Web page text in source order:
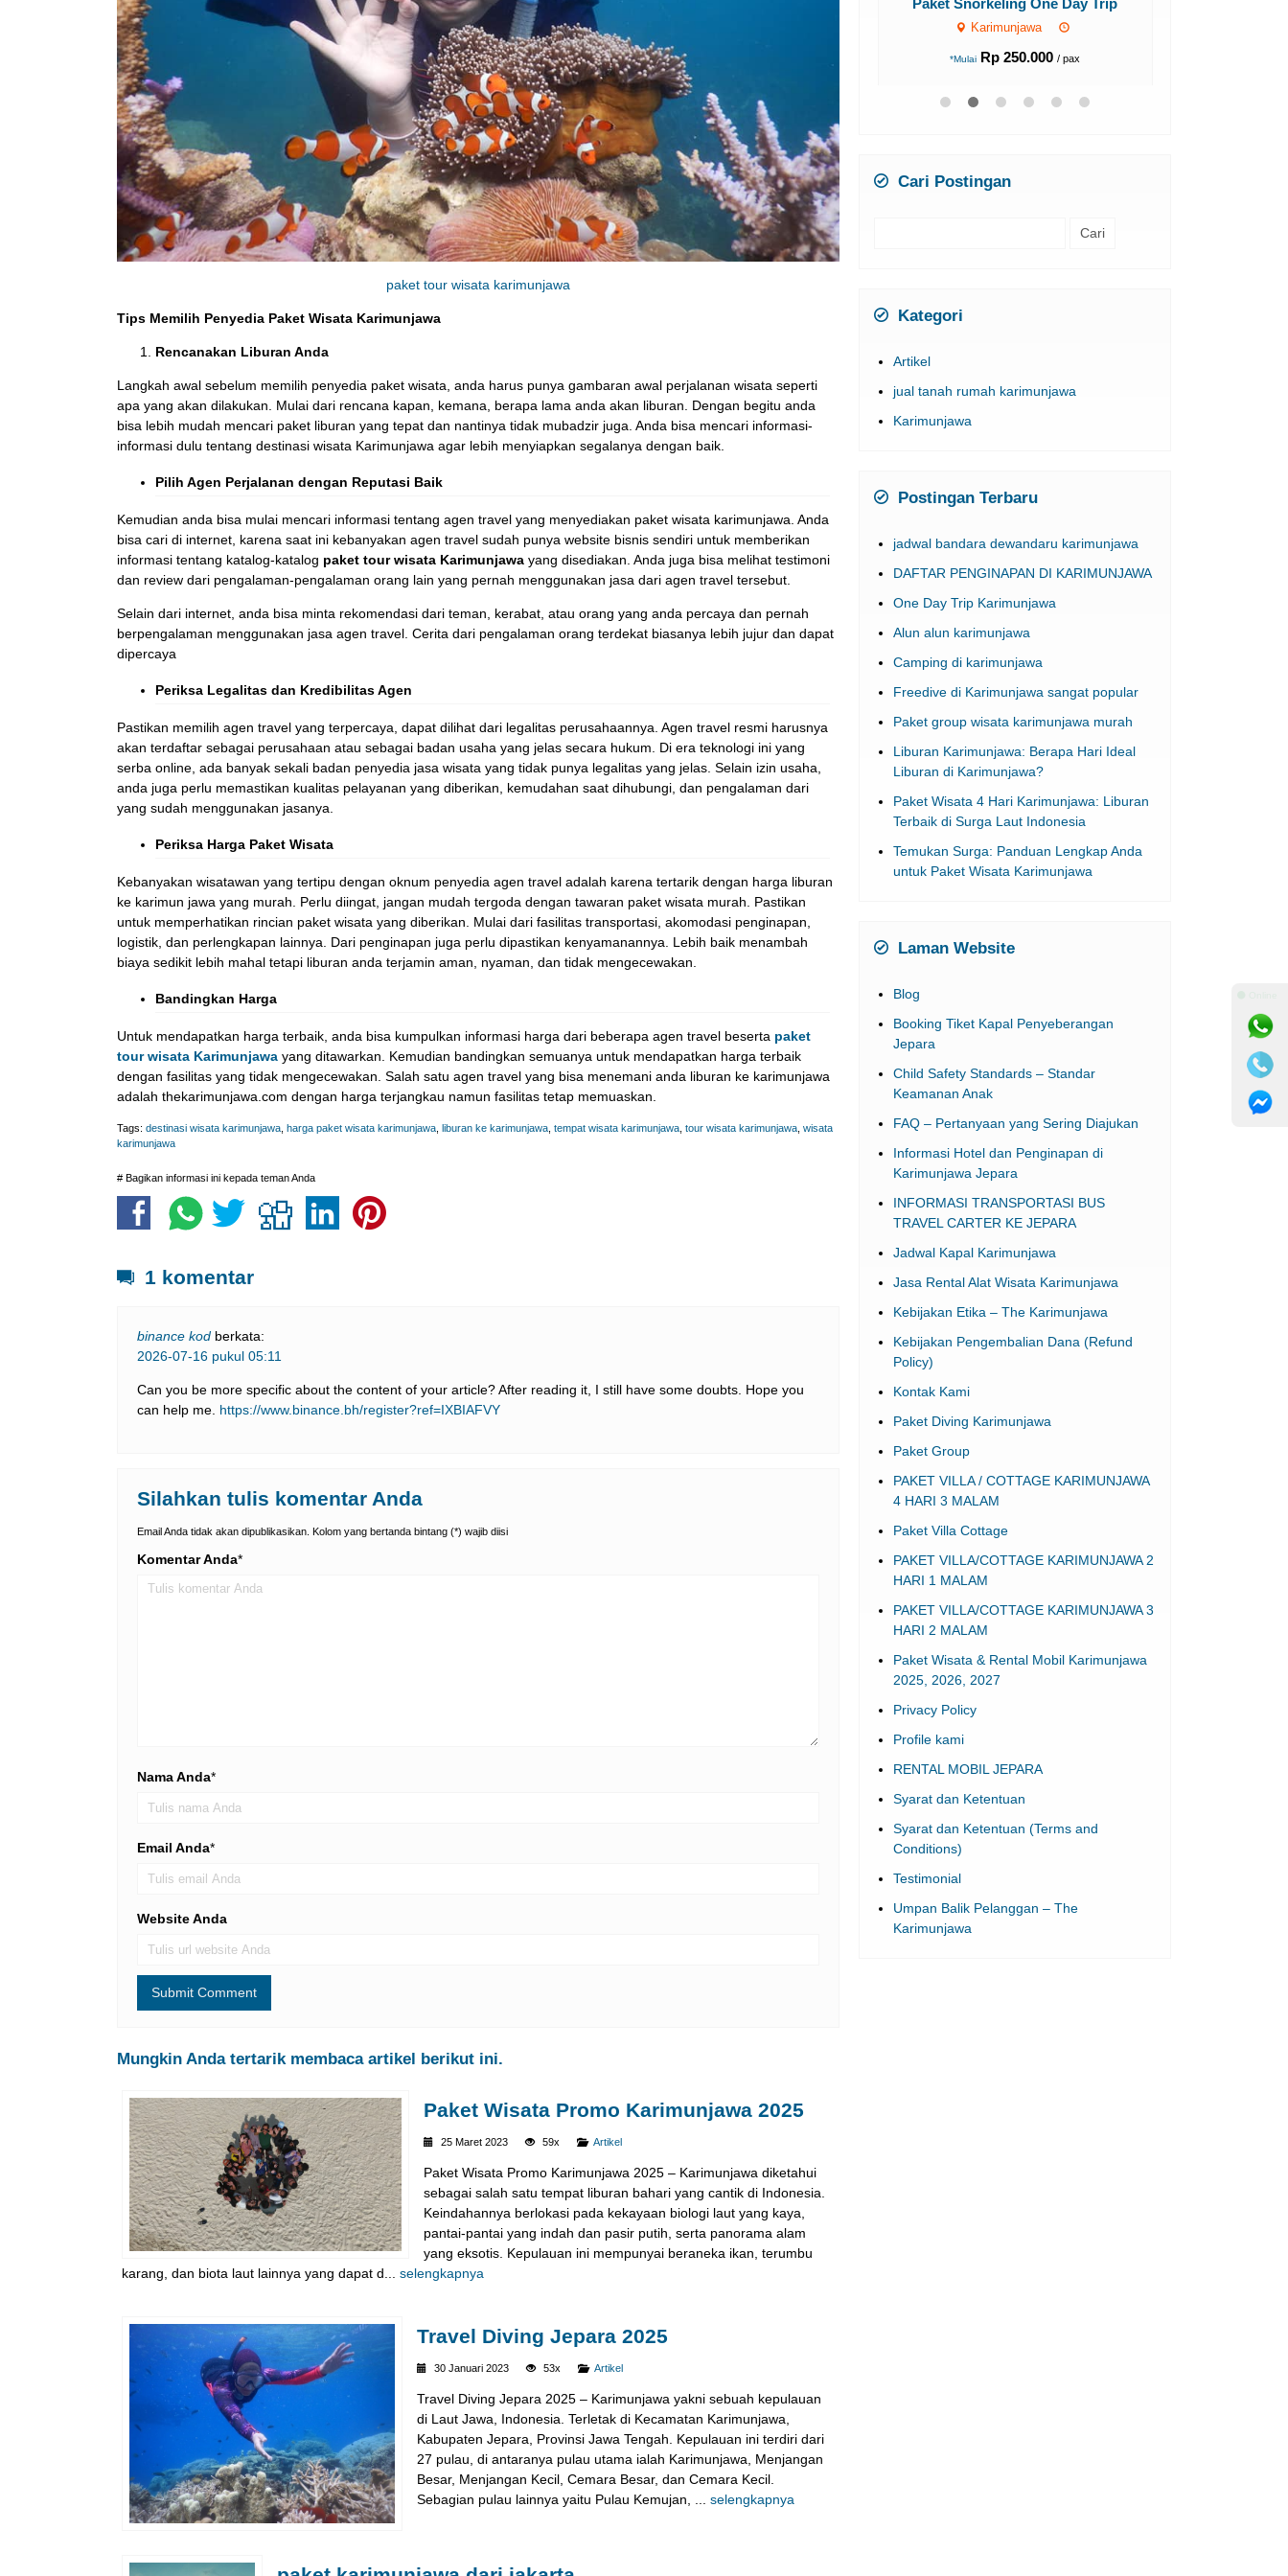
paket tour wisata karimunjawa
Tips Memilih Penyedia Paket Wisata Karimunjawa
Rencanakan Liburan Anda
Langkah awal sebelum memilih penyedia paket wisata, anda harus punya gambaran awal perjalanan wisata seperti
apa yang akan dilakukan. Mulai dari rencana kapan, kemana, berapa lama anda akan liburan. Dengan begitu anda
bisa lebih mudah mencari paket liburan yang tepat dan nantinya tidak mubadzir juga. Anda bisa mencari informasi-
informasi dulu tentang destinasi wisata Karimunjawa agar lebih menyiapkan segalanya dengan baik.
Pilih Agen Perjalanan dengan Reputasi Baik
Kemudian anda bisa mulai mencari informasi tentang agen travel yang menyediakan paket wisata karimunjawa. Anda
bisa cari di internet, karena saat ini kebanyakan agen travel sudah punya website bisnis sendiri untuk memberikan
informasi tentang katalog-katalog paket tour wisata Karimunjawa yang disediakan. Anda juga bisa melihat testimoni
dan review dari pengalaman-pengalaman orang lain yang pernah menggunakan jasa dari agen travel tersebut.
Selain dari internet, anda bisa minta rekomendasi dari teman, kerabat, atau orang yang anda percaya dan pernah
berpengalaman menggunakan jasa agen travel. Cerita dari pengalaman orang terdekat biasanya lebih jujur dan dapat
dipercaya
Periksa Legalitas dan Kredibilitas Agen
Pastikan memilih agen travel yang terpercaya, dapat dilihat dari legalitas perusahaannya. Agen travel resmi harusnya
akan terdaftar sebagai perusahaan atau sebagai badan usaha yang jelas secara hukum. Di era teknologi ini yang
serba online, ada banyak sekali badan penyedia jasa wisata yang tidak punya legalitas yang jelas. Selain izin usaha,
anda juga perlu memastikan kualitas pelayanan yang diberikan, kemudahan saat dihubungi, dan pengalaman dari
yang sudah menggunakan jasanya.
Periksa Harga Paket Wisata
Kebanyakan wisatawan yang tertipu dengan oknum penyedia agen travel adalah karena tertarik dengan harga liburan
ke karimun jawa yang murah. Perlu diingat, jangan mudah tergoda dengan tawaran paket wisata murah. Pastikan
untuk memperhatikan rincian paket wisata yang diberikan. Mulai dari fasilitas transportasi, akomodasi penginapan,
logistik, dan perlengkapan lainnya. Dari penginapan juga perlu dipastikan kenyamanannya. Lebih baik menambah
biaya sedikit lebih mahal tetapi liburan anda terjamin aman, nyaman, dan tidak mengecewakan.
Bandingkan Harga
Untuk mendapatkan harga terbaik, anda bisa kumpulkan informasi harga dari beberapa agen travel beserta paket
tour wisata Karimunjawa yang ditawarkan. Kemudian bandingkan semuanya untuk mendapatkan harga terbaik
dengan fasilitas yang tidak mengecewakan. Salah satu agen travel yang bisa menemani anda liburan ke karimunjawa
adalah thekarimunjawa.com dengan harga terjangkau namun fasilitas tetap memuaskan.
Tags: destinasi wisata karimunjawa harga paket wisata karimunjawa liburan ke karimunjawa tempat wisata karimunjawa tour wisata karimunjawa wisata
karimunjawa
# Bagikan informasi ini kepada teman Anda
1 komentar
binance kod berkata:
2026-07-16 pukul 05:11
Can you be more specific about the content of your article? After reading it, I still have some doubts. Hope you
can help me. https://www.binance.bh/register?ref=IXBIAFVY
Silahkan tulis komentar Anda
Email Anda tidak akan dipublikasikan. Kolom yang bertanda bintang (*) wajib diisi
Komentar Anda*
Nama Anda*
Email Anda*
Website Anda
Mungkin Anda tertarik membaca artikel berikut ini.
Paket Wisata Promo Karimunjawa 2025
25 Maret 2023 59x Artikel
Paket Wisata Promo Karimunjawa 2025 – Karimunjawa diketahui
sebagai salah satu tempat liburan bahari yang cantik di Indonesia.
Keindahannya berlokasi pada kekayaan biologi laut yang kaya,
pantai-pantai yang indah dan pasir putih, serta panorama alam
yang eksotis. Kepulauan ini mempunyai beraneka ikan, terumbu
karang, dan biota laut lainnya yang dapat d... selengkapnya
Travel Diving Jepara 2025
30 Januari 2023 53x Artikel
Travel Diving Jepara 2025 – Karimunjawa yakni sebuah kepulauan
di Laut Jawa, Indonesia. Terletak di Kecamatan Karimunjawa,
Kabupaten Jepara, Provinsi Jawa Tengah. Kepulauan ini terdiri dari
27 pulau, di antaranya pulau utama ialah Karimunjawa, Menjangan
Besar, Menjangan Kecil, Cemara Besar, dan Cemara Kecil.
Sebagian pulau lainnya yaitu Pulau Kemujan, ... selengkapnya
Paket Snorkeling One Day Trip
Karimunjawa
*Mulai Rp 250.000 / pax
Cari Postingan
Kategori
Artikel
jual tanah rumah karimunjawa
Karimunjawa
Postingan Terbaru
jadwal bandara dewandaru karimunjawa
DAFTAR PENGINAPAN DI KARIMUNJAWA
One Day Trip Karimunjawa
Alun alun karimunjawa
Camping di karimunjawa
Freedive di Karimunjawa sangat popular
Paket group wisata karimunjawa murah
Liburan Karimunjawa: Berapa Hari Ideal
Liburan di Karimunjawa?
Paket Wisata 4 Hari Karimunjawa: Liburan
Terbaik di Surga Laut Indonesia
Temukan Surga: Panduan Lengkap Anda
untuk Paket Wisata Karimunjawa
Laman Website
Blog
Booking Tiket Kapal Penyeberangan
Jepara
Child Safety Standards – Standar
Keamanan Anak
FAQ – Pertanyaan yang Sering Diajukan
Informasi Hotel dan Penginapan di
Karimunjawa Jepara
INFORMASI TRANSPORTASI BUS
TRAVEL CARTER KE JEPARA
Jadwal Kapal Karimunjawa
Jasa Rental Alat Wisata Karimunjawa
Kebijakan Etika – The Karimunjawa
Kebijakan Pengembalian Dana (Refund
Policy)
Kontak Kami
Paket Diving Karimunjawa
Paket Group
PAKET VILLA / COTTAGE KARIMUNJAWA
4 HARI 3 MALAM
Paket Villa Cottage
PAKET VILLA/COTTAGE KARIMUNJAWA 2
HARI 1 MALAM
PAKET VILLA/COTTAGE KARIMUNJAWA 3
HARI 2 MALAM
Paket Wisata & Rental Mobil Karimunjawa
2025, 2026, 2027
Privacy Policy
Profile kami
RENTAL MOBIL JEPARA
Syarat dan Ketentuan
Syarat dan Ketentuan (Terms and
Conditions)
Testimonial
Umpan Balik Pelanggan – The
Karimunjawa